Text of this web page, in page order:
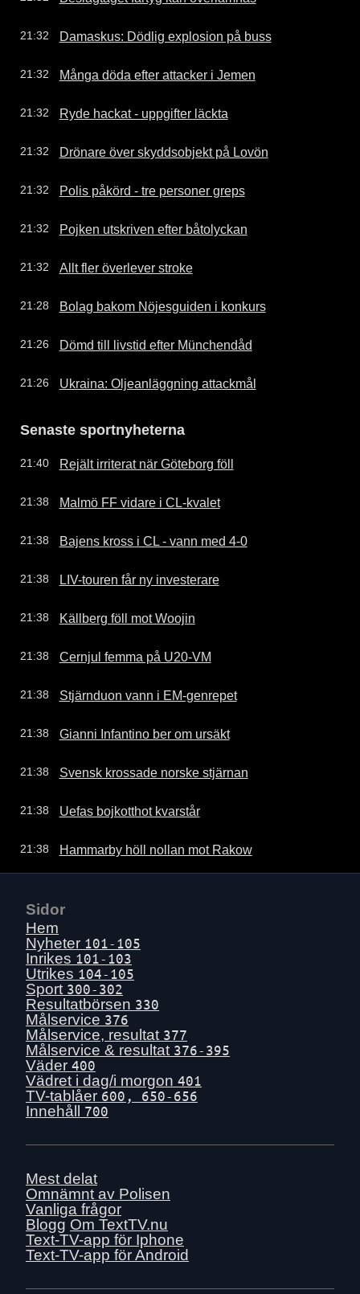
21:32 Damaskus: Dödlig explosion på buss
21:32 Många döda efter attacker i Jemen
21:32 Ryde hackat - uppgifter läckta
21:32 Drönare över skyddsobjekt på Lovön
21:32 Polis påkörd - tre personer greps
21:32 Pojken utskriven efter båtolyckan
21:32 Allt fler överlever stroke
21:28 Bolag bakom Nöjesguiden i konkurs
21:26 Dömd till livstid efter Münchendåd
21:26 Ukraina: Oljeanläggning attackmål
Senaste sportnyheterna
21:40 Rejält irriterat när Göteborg föll
21:38 Malmö FF vidare i CL-kvalet
21:38 Bajens kross i CL - vann med 4-0
21:38 LIV-touren får ny investerare
21:38 Källberg föll mot Woojin
21:38 Cernjul femma på U20-VM
21:38 Stjärnduon vann i EM-genrepet
21:38 Gianni Infantino ber om ursäkt
21:38 Svensk krossade norske stjärnan
21:38 Uefas bojkotthot kvarstår
21:38 Hammarby höll nollan mot Rakow
Sidor
Hem
Nyheter 101-105
Inrikes 101-103
Utrikes 104-105
Sport 300-302
Resultatbörsen 330
Målservice 376
Målservice, resultat 377
Målservice & resultat 376-395
Väder 400
Vädret i dag/i morgon 401
TV-tablåer 600, 650-656
Innehåll 700
Mest delat
Omnämnt av Polisen
Vanliga frågor
Blogg Om TextTV.nu
Text-TV-app för Iphone
Text-TV-app för Android